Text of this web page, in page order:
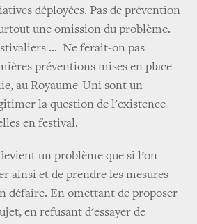
déployées. Pas de prévention
une omission du problème.
... Ne ferait-on pas
préventions mises en place
au Royaume-Uni sont un
la question de l'existence
en festival.
un problème que si l’on
ainsi et de prendre les mesures
défaire. En omettant de proposer
en refusant d'essayer de